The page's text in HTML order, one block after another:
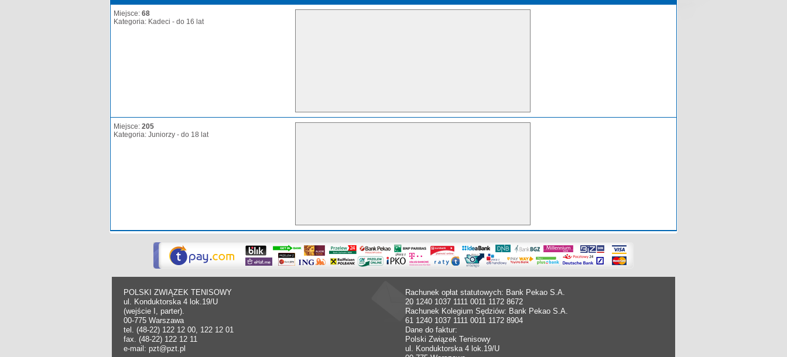
Miejsce: 68
Kategoria: Kadeci - do 16 lat
Miejsce: 205
Kategoria: Juniorzy - do 18 lat
POLSKI ZWIĄZEK TENISOWY
ul. Konduktorska 4 lok.19/U
(wejście I, parter).
00-775 Warszawa
tel. (48-22) 122 12 00, 122 12 01
fax. (48-22) 122 12 11
e-mail: pzt@pzt.pl
Rachunek opłat statutowych: Bank Pekao S.A.
20 1240 1037 1111 0011 1172 8672
Rachunek Kolegium Sędziów: Bank Pekao S.A.
61 1240 1037 1111 0011 1172 8904
Dane do faktur:
Polski Związek Tenisowy
ul. Konduktorska 4 lok.19/U